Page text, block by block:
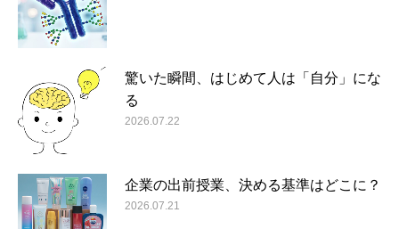
驚いた瞬間、はじめて人は「自分」にな
る
2026.07.22
企業の出前授業、決める基準はどこに？
2026.07.21